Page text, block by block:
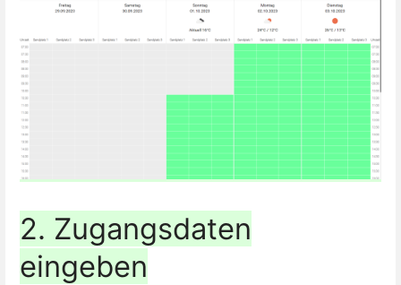
2. Zugangsdaten
eingeben